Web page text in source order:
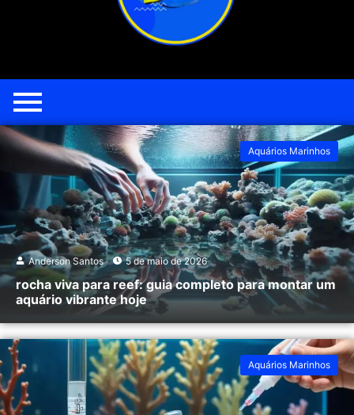
Anderson Santos 5 de maio de 2026
rocha viva para reef: guia completo para montar um
aquário vibrante hoje
Aquários Marinhos
Aquários Marinhos